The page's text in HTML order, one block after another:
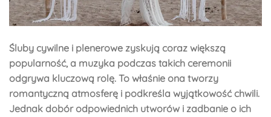
Śluby cywilne i plenerowe zyskują coraz większą
popularność, a muzyka podczas takich ceremonii
odgrywa kluczową rolę. To właśnie ona tworzy
romantyczną atmosferę i podkreśla wyjątkowość chwili.
Jednak dobór odpowiednich utworów i zadbanie o ich